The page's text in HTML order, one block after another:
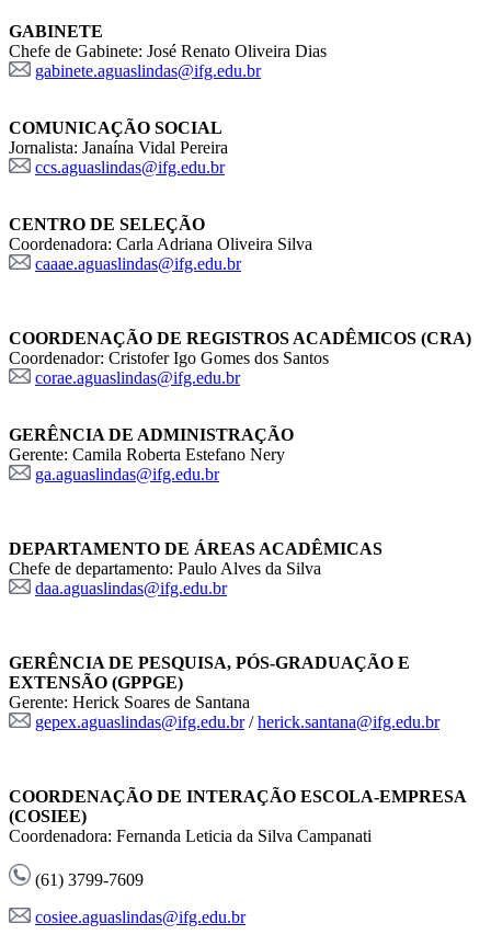
GABINETE
Chefe de Gabinete: José Renato Oliveira Dias
gabinete.aguaslindas@ifg.edu.br
COMUNICAÇÃO SOCIAL
Jornalista: Janaína Vidal Pereira
ccs.aguaslindas@ifg.edu.br
CENTRO DE SELEÇÃO
Coordenadora: Carla Adriana Oliveira Silva
caaae.aguaslindas@ifg.edu.br
COORDENAÇÃO DE REGISTROS ACADÊMICOS (CRA)
Coordenador: Cristofer Igo Gomes dos Santos
corae.aguaslindas@ifg.edu.br
GERÊNCIA DE ADMINISTRAÇÃO
Gerente: Camila Roberta Estefano Nery
ga.aguaslindas@ifg.edu.br
DEPARTAMENTO DE ÁREAS ACADÊMICAS
Chefe de departamento: Paulo Alves da Silva
daa.aguaslindas@ifg.edu.br
GERÊNCIA DE PESQUISA, PÓS-GRADUAÇÃO E
EXTENSÃO (GPPGE)
Gerente: Herick Soares de Santana
gepex.aguaslindas@ifg.edu.br/herick.santana@ifg.edu.br
COORDENAÇÃO DE INTERAÇÃO ESCOLA-EMPRESA
(COSIEE)
Coordenadora: Fernanda Leticia da Silva Campanati
(61) 3799-7609
cosiee.aguaslindas@ifg.edu.br